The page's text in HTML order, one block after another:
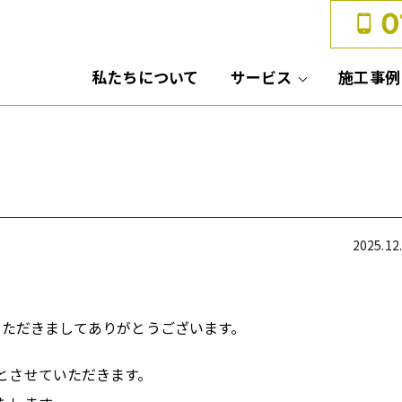
私たちについて サービス 施工事例
だきましてありがとうございます。
せていただきます。